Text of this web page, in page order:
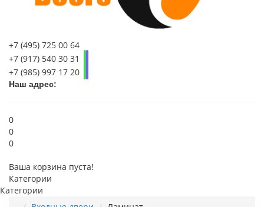
+7 (495) 725 00 64
+7 (917) 540 30 31
+7 (985) 997 17 20
Наш адрес:
0
0
0
Ваша корзина пуста!
Категории
Категории